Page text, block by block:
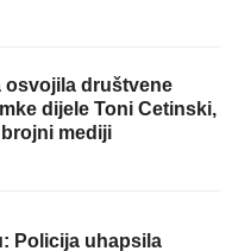
osvojila društvene
dijele Toni Cetinski,
mediji
Policija uhapsila